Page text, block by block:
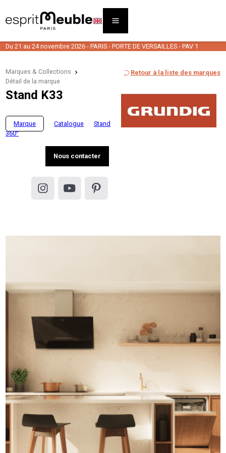
Du 21 au 24 novembre 2026 - PARIS - PORTE DE VERSAILLES - PAV 1
Marques & Collections
Détail de la marque
Retour à la liste des marques
Stand K33
Marque Catalogue
Stand
360°
Nous contacter